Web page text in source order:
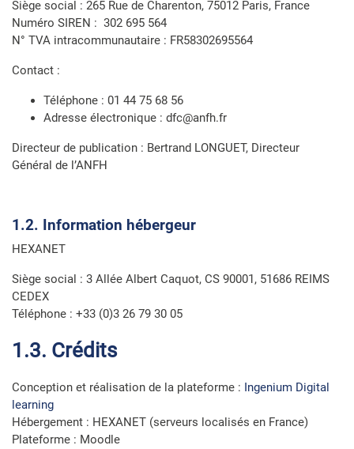
Siège social : 265 Rue de Charenton, 75012 Paris, France
Numéro SIREN : 302 695 564
N° TVA intracommunautaire : FR58302695564
Contact :
Téléphone : 01 44 75 68 56
Adresse électronique : dfc@anfh.fr
Directeur de publication : Bertrand LONGUET, Directeur
Général de l’ANFH
1.2. Information hébergeur
HEXANET
Siège social : 3 Allée Albert Caquot, CS 90001, 51686 REIMS
CEDEX
Téléphone : +33 (0)3 26 79 30 05
1.3. Crédits
Conception et réalisation de la plateforme : Ingenium Digital
learning
Hébergement : HEXANET (serveurs localisés en France)
Plateforme : Moodle